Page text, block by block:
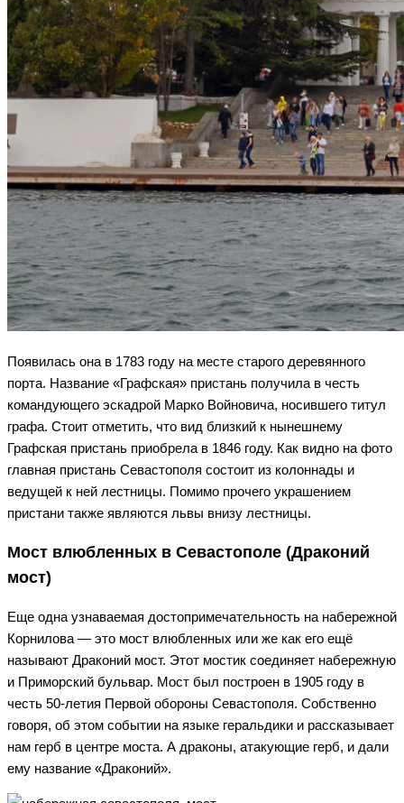
Появилась она в 1783 году на месте старого деревянного
порта. Название «Графская» пристань получила в честь
командующего эскадрой Марко Войновича, носившего титул
графа. Стоит отметить, что вид близкий к нынешнему
Графская пристань приобрела в 1846 году. Как видно на фото
главная пристань Севастополя состоит из колоннады и
ведущей к ней лестницы. Помимо прочего украшением
пристани также являются львы внизу лестницы.
Мост влюбленных в Севастополе (Драконий
мост)
Еще одна узнаваемая достопримечательность на набережной
Корнилова — это мост влюбленных или же как его ещё
называют Драконий мост. Этот мостик соединяет набережную
и Приморский бульвар. Мост был построен в 1905 году в
честь 50-летия Первой обороны Севастополя. Собственно
говоря, об этом событии на языке геральдики и рассказывает
нам герб в центре моста. А драконы, атакующие герб, и дали
ему название «Драконий».